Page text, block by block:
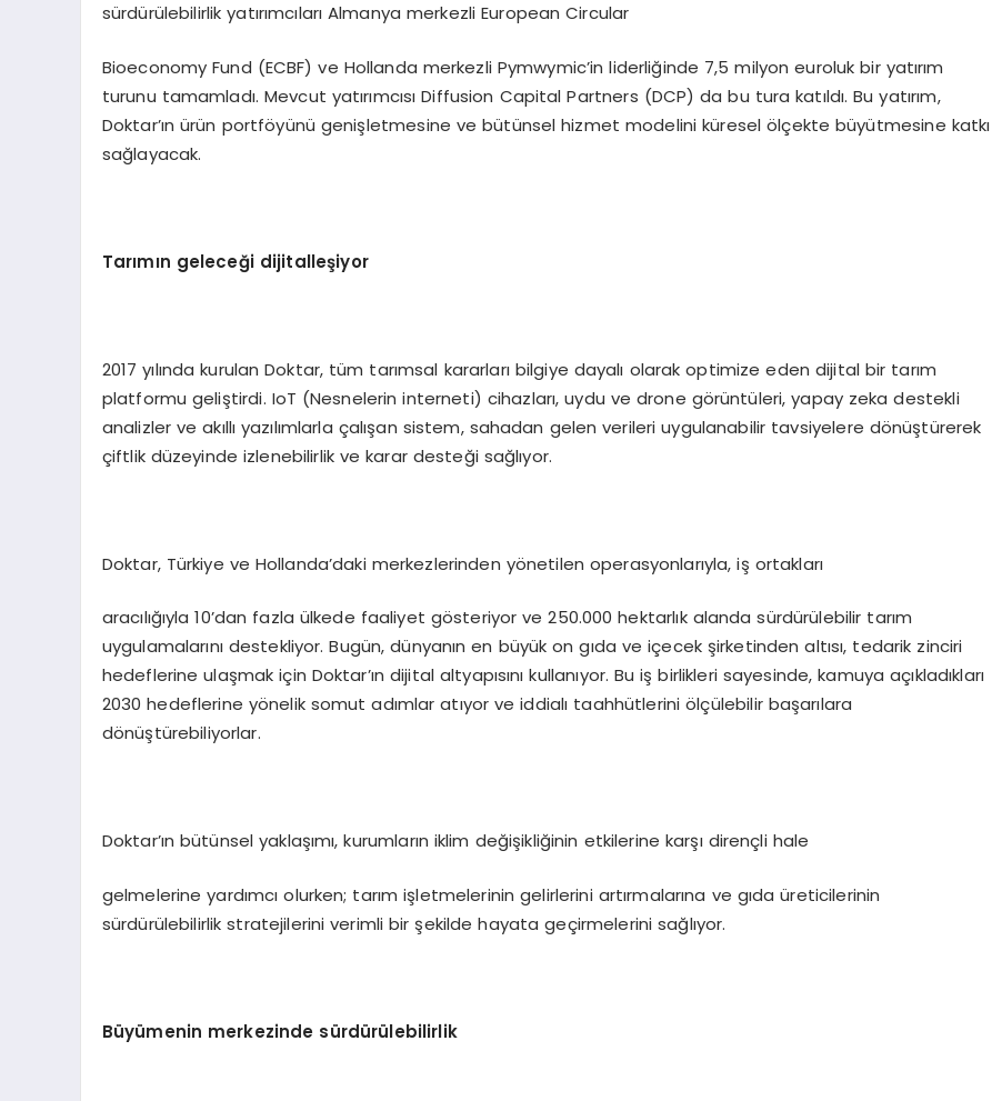
sürdürülebilirlik yatırımcıları Almanya merkezli European Circular
Bioeconomy Fund (ECBF) ve Hollanda merkezli Pymwymic’in liderliğinde 7,5 milyon euroluk bir yatırım
turunu tamamladı. Mevcut yatırımcısı Diffusion Capital Partners (DCP) da bu tura katıldı. Bu yatırım,
Doktar’ın ürün portföyünü genişletmesine ve bütünsel hizmet modelini küresel ölçekte büyütmesine katkı
sağlayacak.
Tarımın geleceği dijitalleşiyor
2017 yılında kurulan Doktar, tüm tarımsal kararları bilgiye dayalı olarak optimize eden dijital bir tarım
platformu geliştirdi. IoT (Nesnelerin interneti) cihazları, uydu ve drone görüntüleri, yapay zeka destekli
analizler ve akıllı yazılımlarla çalışan sistem, sahadan gelen verileri uygulanabilir tavsiyelere dönüştürerek
çiftlik düzeyinde izlenebilirlik ve karar desteği sağlıyor.
Doktar, Türkiye ve Hollanda’daki merkezlerinden yönetilen operasyonlarıyla, iş ortakları
aracılığıyla 10’dan fazla ülkede faaliyet gösteriyor ve 250.000 hektarlık alanda sürdürülebilir tarım
uygulamalarını destekliyor. Bugün, dünyanın en büyük on gıda ve içecek şirketinden altısı, tedarik zinciri
hedeflerine ulaşmak için Doktar’ın dijital altyapısını kullanıyor. Bu iş birlikleri sayesinde, kamuya açıkladıkları
2030 hedeflerine yönelik somut adımlar atıyor ve iddialı taahhütlerini ölçülebilir başarılara
dönüştürebiliyorlar.
Doktar’ın bütünsel yaklaşımı, kurumların iklim değişikliğinin etkilerine karşı dirençli hale
gelmelerine yardımcı olurken; tarım işletmelerinin gelirlerini artırmalarına ve gıda üreticilerinin
sürdürülebilirlik stratejilerini verimli bir şekilde hayata geçirmelerini sağlıyor.
Büyümenin merkezinde sürdürülebilirlik